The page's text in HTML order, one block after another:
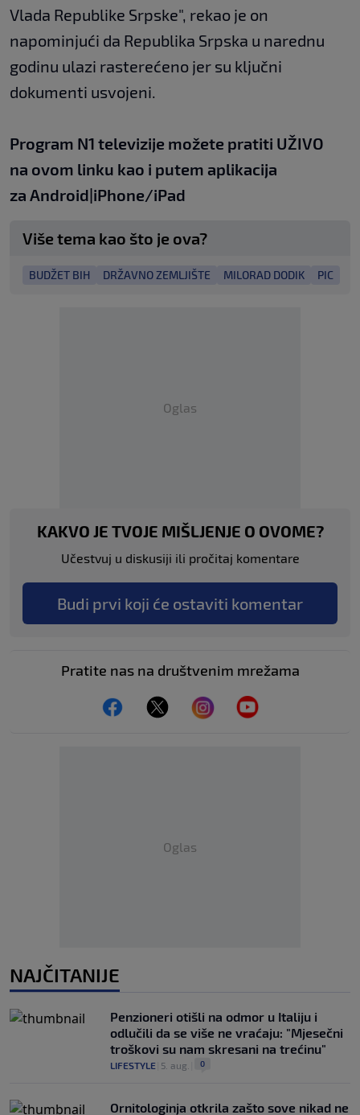
Vlada Republike Srpske", rekao je on
napominjući da Republika Srpska u narednu
godinu ulazi rasterećeno jer su ključni
dokumenti usvojeni.
Program N1 televizije možete pratiti UŽIVO
na ovom linku kao i putem aplikacija
za Android|iPhone/iPad
Više tema kao što je ova?
BUDŽET BIH DRŽAVNO ZEMLJIŠTE MILORAD DODIK PIC
Oglas
KAKVO JE TVOJE MIŠLJENJE O OVOME?
Učestvuj u diskusiji ili pročitaj komentare
Budi prvi koji će ostaviti komentar
Pratite nas na društvenim mrežama
Oglas
NAJČITANIJE
Penzioneri otišli na odmor u Italiju i
odlučili da se više ne vraćaju: "Mjesečni
troškovi su nam skresani na trećinu"
LIFESTYLE 5. aug. 0
Ornitologinja otkrila zašto sove nikad ne